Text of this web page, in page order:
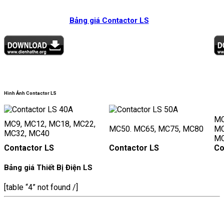
Bảng giá Contactor LS
Hình Ảnh Contactor LS
MC9, MC12, MC18, MC22,
MC32, MC40
MC50. MC65, MC75, MC80
Contactor LS
Contactor LS
Bảng giá Thiết Bị Điện LS
[table “4” not found /]